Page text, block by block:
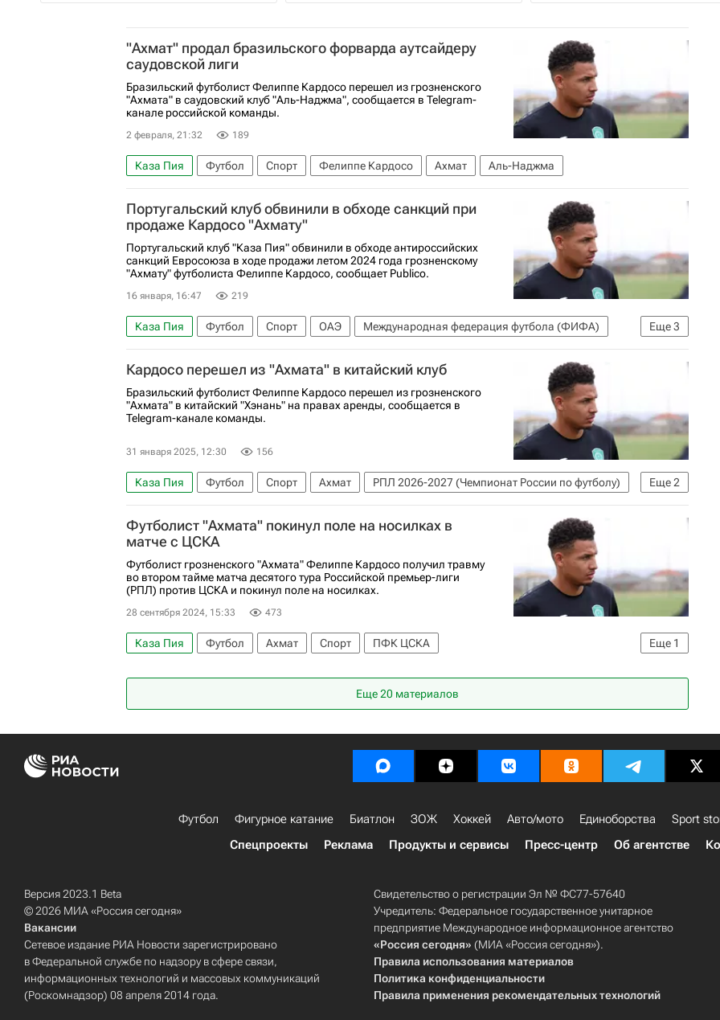
"Ахмат" продал бразильского форварда аутсайдеру
саудовской лиги
Бразильский футболист Фелиппе Кардосо перешел из грозненского
"Ахмата" в саудовский клуб "Аль-Наджма", сообщается в Telegram-
канале российской команды.
2 февраля, 21:32 189
Каза Пия Футбол Спорт Фелиппе Кардосо Ахмат Аль-Наджма
Португальский клуб обвинили в обходе санкций при
продаже Кардосо "Ахмату"
Португальский клуб "Каза Пия" обвинили в обходе антироссийских
санкций Евросоюза в ходе продажи летом 2024 года грозненскому
"Ахмату" футболиста Фелиппе Кардосо, сообщает Publico.
16 января, 16:47 219
Еще3
Каза Пия Футбол Спорт ОАЭ
Международная федерация футбола (ФИФА)
Трансферы в РПЛ
Фелиппе Кардосо Ахмат
Кардосо перешел из "Ахмата" в китайский клуб
Бразильский футболист Фелиппе Кардосо перешел из грозненского
"Ахмата" в китайский "Хэнань" на правах аренды, сообщается в
Telegram-канале команды.
31 января 2025, 12:30 156
Еще2
Каза Пия Футбол Спорт Ахмат
РПЛ 2026-2027 (Чемпионат России по футболу)
Трансферы
Трансферы в РПЛ
Футболист "Ахмата" покинул поле на носилках в
матче с ЦСКА
Футболист грозненского "Ахмата" Фелиппе Кардосо получил травму
во втором тайме матча десятого тура Российской премьер-лиги
(РПЛ) против ЦСКА и покинул поле на носилках.
28 сентября 2024, 15:33 473
Еще 1
Каза Пия Футбол Ахмат Спорт
ПФК ЦСКА
Еще 20 материалов
Футбол Фигурное катание Биатлон ЗОЖ Хоккей Авто/мото Единоборства Sport
Спецпроекты
Реклама Продукты и сервисы Пресс-центр Об агентстве
Версия 2023.1 Beta
© 2026 МИА «Россия сегодня»
Вакансии
Сетевое издание РИА Новости зарегистрировано
в Федеральной службе по надзору в сфере связи,
информационных технологий и массовых коммуникаций
(Роскомнадзор) 08 апреля 2014 года.
Свидетельство о регистрации Эл № ФС77-57640
Учредитель: Федеральное государственное унитарное
предприятие Международное информационное агентство
«Россия сегодня» (МИА «Россия сегодня»).
Правила использования материалов
Политика конфиденциальности
Правила применения рекомендательных технологий